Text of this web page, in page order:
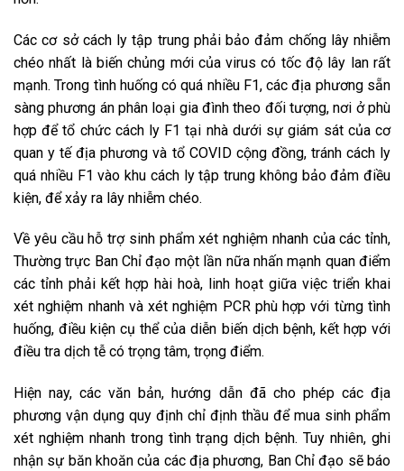
Các cơ sở cách ly tập trung phải bảo đảm chống lây nhiễm
chéo nhất là biến chủng mới của virus có tốc độ lây lan rất
mạnh. Trong tình huống có quá nhiều F1, các địa phương sẵn
sàng phương án phân loại gia đình theo đối tượng, nơi ở phù
hợp để tổ chức cách ly F1 tại nhà dưới sự giám sát của cơ
quan y tế địa phương và tổ COVID cộng đồng, tránh cách ly
quá nhiều F1 vào khu cách ly tập trung không bảo đảm điều
kiện, để xảy ra lây nhiễm chéo.
Về yêu cầu hỗ trợ sinh phẩm xét nghiệm nhanh của các tỉnh,
Thường trực Ban Chỉ đạo một lần nữa nhấn mạnh quan điểm
các tỉnh phải kết hợp hài hoà, linh hoạt giữa việc triển khai
xét nghiệm nhanh và xét nghiệm PCR phù hợp với từng tình
huống, điều kiện cụ thể của diễn biến dịch bệnh, kết hợp với
điều tra dịch tễ có trọng tâm, trọng điểm.
Hiện nay, các văn bản, hướng dẫn đã cho phép các địa
phương vận dụng quy định chỉ định thầu để mua sinh phẩm
xét nghiệm nhanh trong tình trạng dịch bệnh. Tuy nhiên, ghi
nhận sự băn khoăn của các địa phương, Ban Chỉ đạo sẽ báo